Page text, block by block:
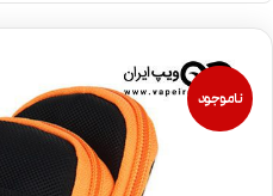
ناموجود